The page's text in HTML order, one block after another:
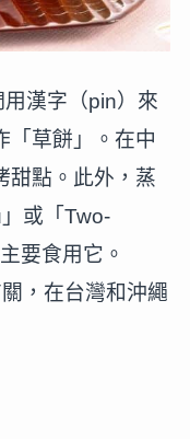
漢字（pin）來
「草餅」。在中
甜點。此外，蒸
或「Two-
要食用它。
，在台灣和沖繩